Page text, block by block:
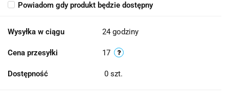
Powiadom gdy produkt będzie dostępny
Wysyłka w ciągu 24 godziny
Cena przesyłki 17
Dostępność 0 szt.